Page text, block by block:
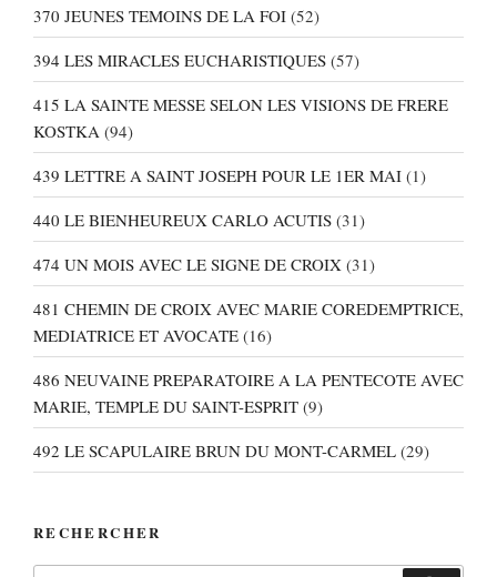
370 JEUNES TEMOINS DE LA FOI (52)
394 LES MIRACLES EUCHARISTIQUES (57)
415 LA SAINTE MESSE SELON LES VISIONS DE FRERE
KOSTKA (94)
439 LETTRE A SAINT JOSEPH POUR LE 1ER MAI (1)
440 LE BIENHEUREUX CARLO ACUTIS (31)
474 UN MOIS AVEC LE SIGNE DE CROIX (31)
481 CHEMIN DE CROIX AVEC MARIE COREDEMPTRICE,
MEDIATRICE ET AVOCATE (16)
486 NEUVAINE PREPARATOIRE A LA PENTECOTE AVEC
MARIE, TEMPLE DU SAINT-ESPRIT (9)
492 LE SCAPULAIRE BRUN DU MONT-CARMEL (29)
RECHERCHER